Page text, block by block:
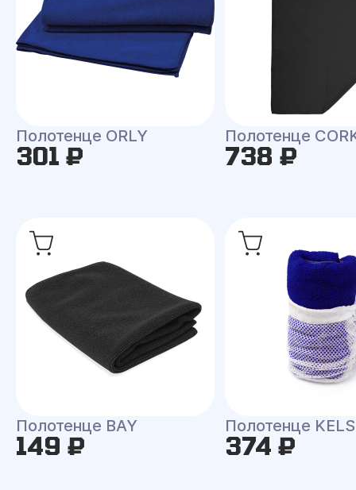
Полотенце ORLY
301 ₽
Полотенце
738 ₽
Полотенце BAY
149 ₽
Полотенце
374 ₽